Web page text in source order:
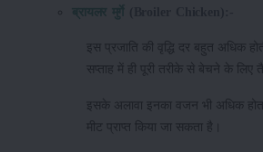
ब्रायलर मुर्गे(Broiler Chicken):-
इस प्रजाति की वृद्धि दर बहुत अधिक
सप्ताह में ही पूरी तरीके से बेचने के लिए
इसके अलावा इनका वजन भी अधिक
मीट प्राप्त किया जा सकता है।